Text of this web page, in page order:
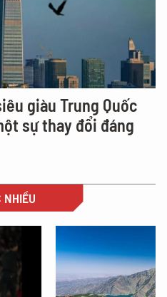
giàu Trung Quốc
sự thay đổi đáng
NHIỀU